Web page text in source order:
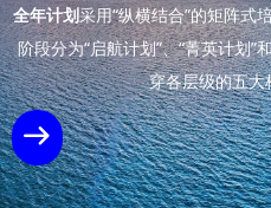
全年计划采用“纵横结合”的矩阵式
阶段分为“启航计划”、“菁英计划”
穿各层级的五
ꁹ